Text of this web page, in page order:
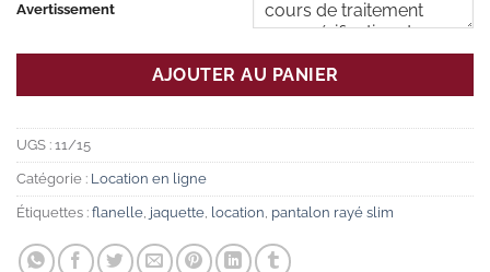
Avertissement
AJOUTER AU PANIER
UGS : 11/15
Catégorie : Location en ligne
Étiquettes : flanelle, jaquette, location, pantalon rayé slim